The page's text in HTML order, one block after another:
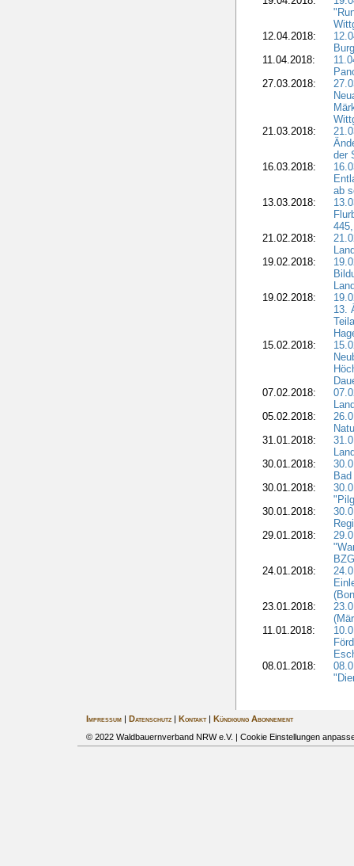
12.04.2018:
11.04.2018:
27.03.2018:
21.03.2018:
der
16.03.2018:
ab
13.03.2018:
21.02.2018:
19.02.2018:
19.02.2018:
13.
15.02.2018:
07.02.2018:
05.02.2018:
31.01.2018:
30.01.2018:
30.01.2018:
30.01.2018:
29.01.2018:
24.01.2018:
23.01.2018:
11.01.2018:
08.01.2018:
Impressum| Datenschutz| Kontakt|
Kündigung Abonnement
© 2022 Waldbauernverband NRW e.V. | Cookie Einstellungen